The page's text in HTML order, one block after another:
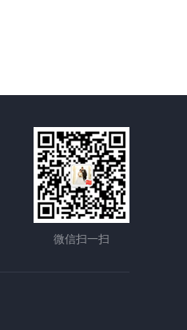
微信扫一扫